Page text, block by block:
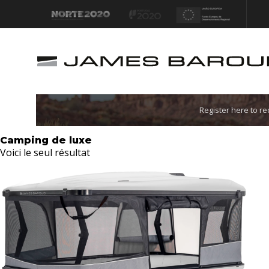
Let's go!
Register here to
Camping de luxe
Voici le seul résultat